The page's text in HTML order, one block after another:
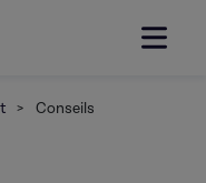
>
Conseils